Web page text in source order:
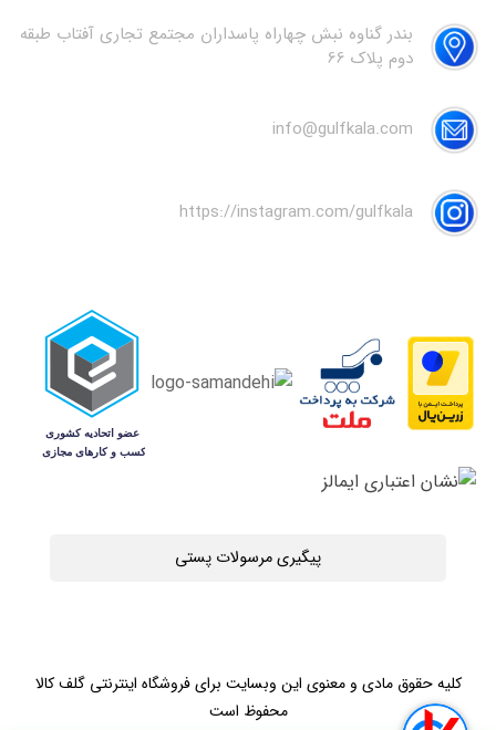
بندر گناوه نبش چهاراه پاسداران مجتمع تجاری آفتاب طبقه
دوم پلاک 66
info@gulfkala.com
https://instagram.com/gulfkala
پیگیری مرسولات پستی
کلیه حقوق مادی و معنوی این وبسایت برای فروشگاه اینترنتی گلف کالا
محفوظ است